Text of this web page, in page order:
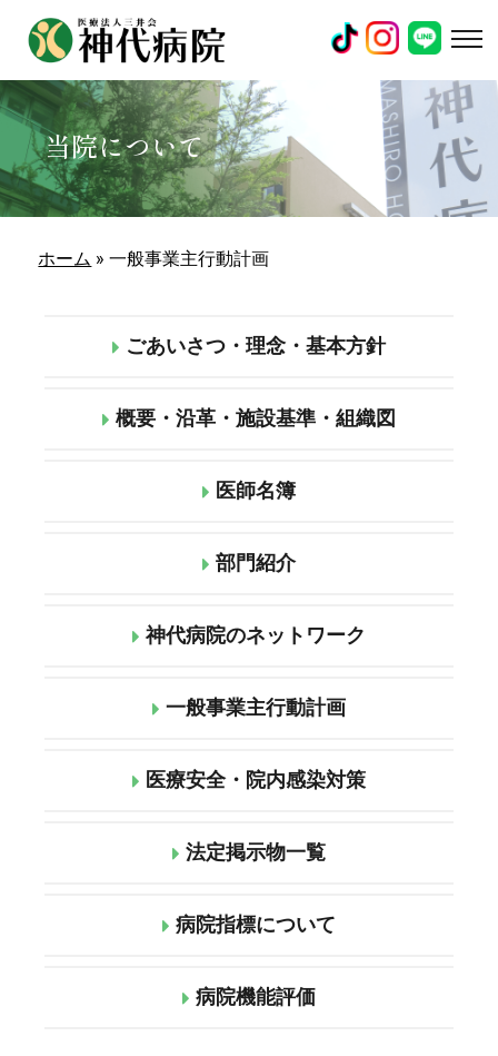
当院について
ホーム »一般事業主行動計画
ごあいさつ・理念・基本方針
概要・沿革・施設基準・組織図
医師名簿
部門紹介
神代病院のネットワーク
一般事業主行動計画
医療安全・院内感染対策
法定掲示物一覧
病院指標について
病院機能評価